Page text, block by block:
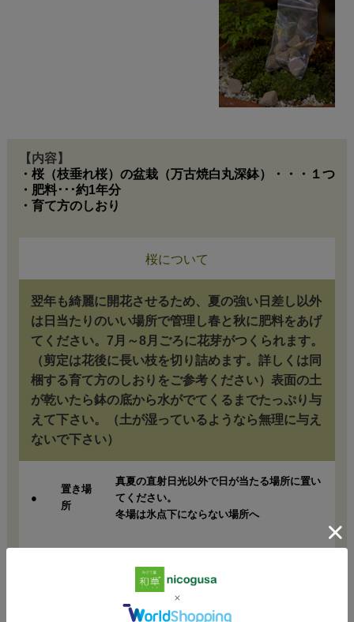
【内容】
・桜（枝垂れ桜）の盆栽（万古焼白丸深鉢）・・・１つ
・肥料･･･約1年分
・育て方のしおり
桜について
翌年も綺麗に開花させるため、夏の強い日差し以外
は日当たりのいい場所で管理し春と秋に肥料をあげ
てください。7月～8月ごろに花芽がつくられます。
（剪定は花後に長い枝を切り詰めます。詳しくは同
梱する育て方のしおりをご参考ください）表面の土
が乾いたら鉢の底から水がでてくるまでたっぷり与
えて下さい。（土が湿っているようなら無理に与え
ないで下さい）
●
置き場
所
真夏の直射日光以外で日が当たる場所に置い
てください。
冬場は氷点下にならない場所へ
目安は夏は１日から２日に１回・それ以外は
２日から３日に１回